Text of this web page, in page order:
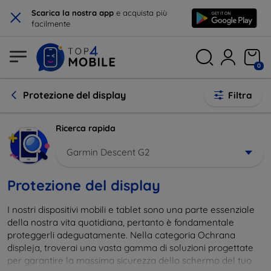
× Scarica la nostra app e acquista più
facilmente
0
Protezione del display Filtra
Ricerca rapida
Garmin Descent G2
Protezione del display
I nostri dispositivi mobili e tablet sono una parte essenziale
della nostra vita quotidiana, pertanto è fondamentale
proteggerli adeguatamente. Nella categoria Ochrana
displeja, troverai una vasta gamma di soluzioni progettate
per garantire la massima sicurezza dello schermo del tuo